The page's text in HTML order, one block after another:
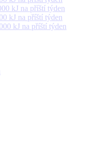
kJ na příští týden
kJ na příští týden
kJ na příští týden